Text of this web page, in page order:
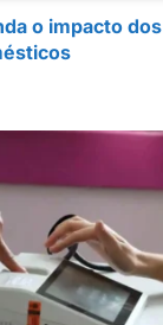
o impacto dos